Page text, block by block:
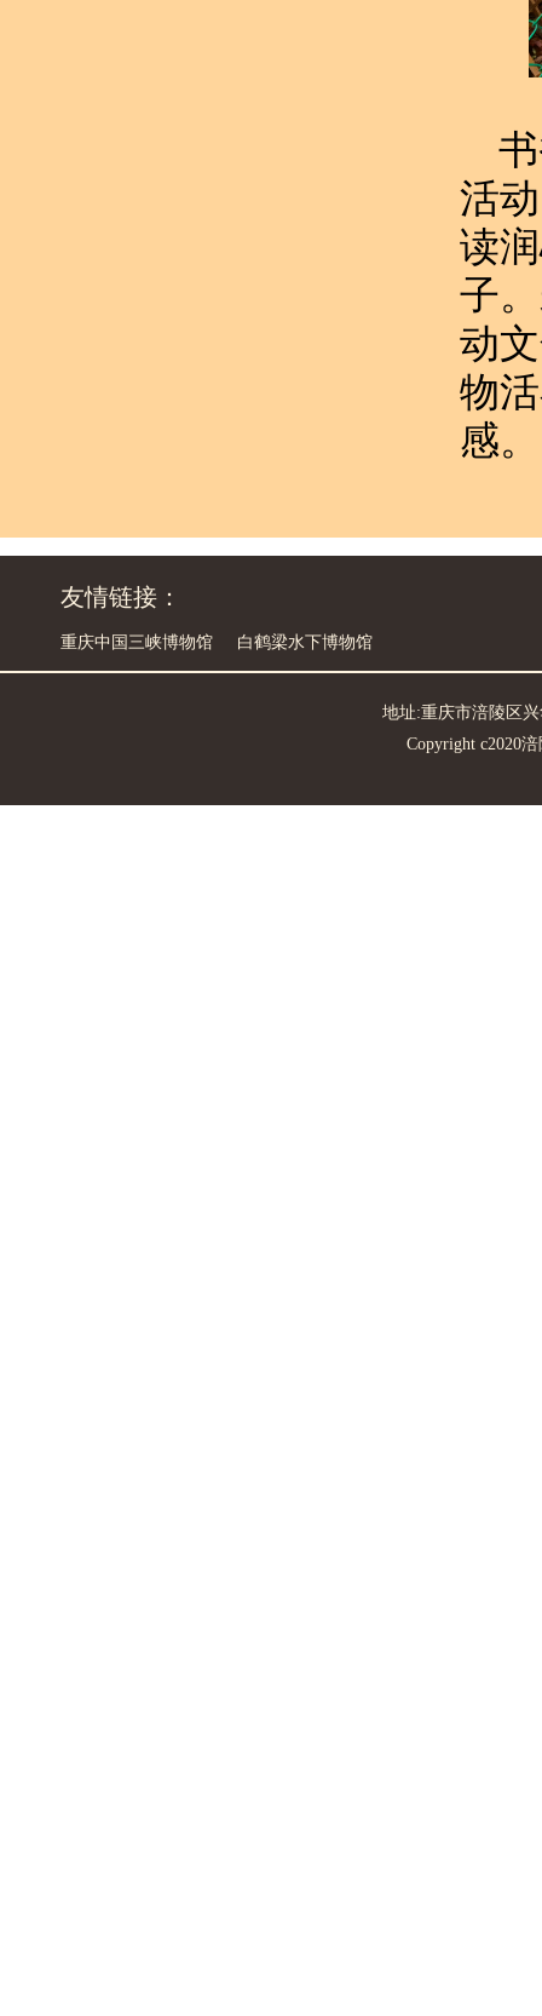
书
活
读
子
动
物
感。
友情链接：
重庆中国三峡博物馆 白鹤梁水下博物馆
地址:重庆市涪陵区兴
Copyright c2020